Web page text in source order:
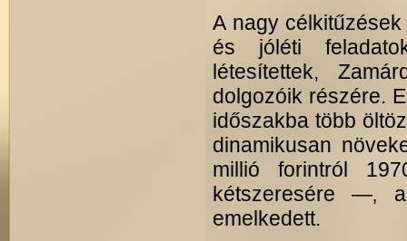
A nagy
és jóléti
létesítettek,
dolgozóik részére.
időszakba több
dinamikusan
millió forintról
kétszeresére —‚
emelkedett.